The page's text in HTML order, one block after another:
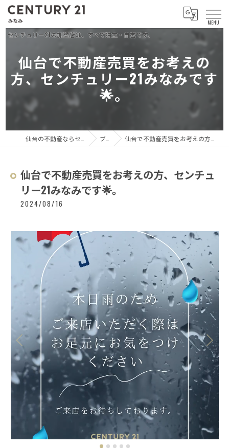
仙台で不動産売買をお考えの
方、センチュリー21みなみです
🌟。
ブログ 仙台で不動産売買をお考えの方、センチュリー21みなみです🌟。
仙台で不動産売買をお考えの方、センチュ
リー21みなみです🌟。
2024/08/16